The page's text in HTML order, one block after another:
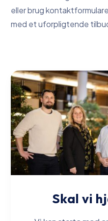
eller brug
med et uforpligtende
Skal vi